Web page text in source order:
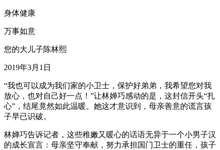
身体健康
万事如意
您的大儿子陈林熙
2019年3月1日
“我也可以成为我们家的小卫士，保护好弟弟，我希望您对我
放心，也对自己好一点！”让林婵巧感动的是，这封信开头“扎
心”，结尾竟然如此温暖。她这才意识到，母亲善意的谎言孩
子早已识破。
林婵巧告诉记者，这些稚嫩又暖心的话语无异于一个小男子汉
的成长宣言：母亲坚守奉献，努力承担国门卫士的重任，孩子